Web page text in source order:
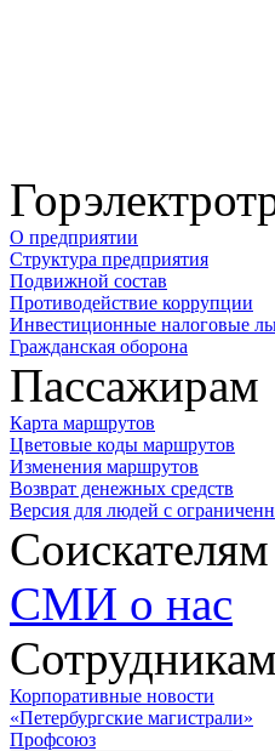
О предприятии
Структура предприятия
Подвижной состав
Противодействие коррупции
Инвестиционные налоговые
Гражданская оборона
Пассажирам
Карта маршрутов
Цветовые коды маршрутов
Изменения маршрутов
Возврат денежных средств
Версия для людей с
Соискателям
СМИ о нас
Сотрудникам
Корпоративные новости
«Петербургские магистрали»
Профсоюз